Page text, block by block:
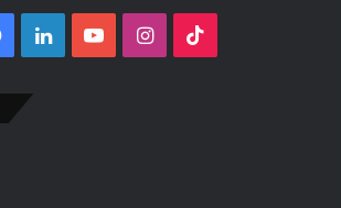
Facebook
LinkedInYouTubeInstagram